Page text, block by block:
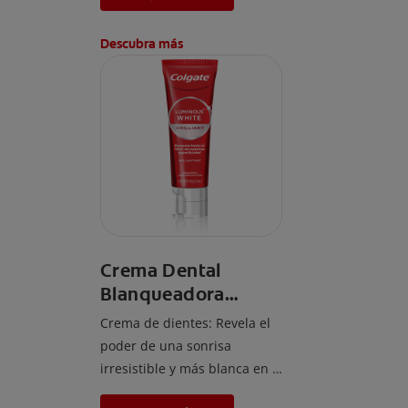
neutraliza las manchas
amarillas* para unos dientes
visiblemente más blancos al
instante*. Este efecto es
temporal y te permite lucir
una sonrisa radiante.
Además, protege el esmalte
*El efecto es temporal.
Descubra más
Crema Dental
Blanqueadora
Colgate Luminous
White Brilliant
125ml
Crema de dientes: Revela el
poder de una sonrisa
irresistible y más blanca en 1
semana.